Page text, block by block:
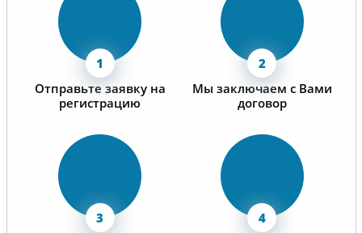
Отправьте заявку на
регистрацию
Мы заключаем с Вами
договор